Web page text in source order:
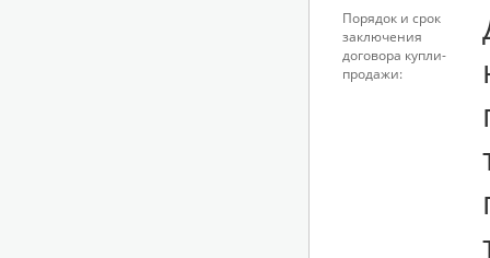
Порядок и срок
заключения
договора купли-
продажи: